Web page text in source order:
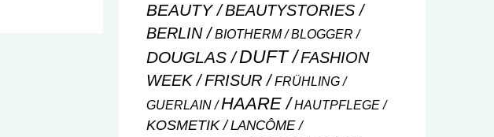
BEAUTY
BEAUTYSTORIES
BERLIN
BIOTHERM BLOGGER
DOUGLAS DUFT
FASHION
WEEK
FRISUR FRÜHLING
GUERLAIN HAARE HAUTPFLEGE
KOSMETIK
LANCÔME